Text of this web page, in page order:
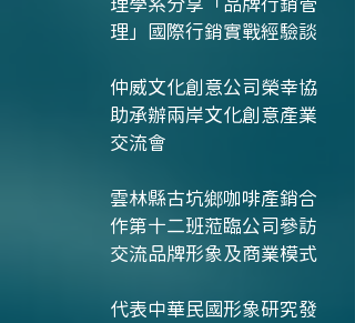
理」國際行銷實戰經驗談
仲威文化創意公司榮幸協
助承辦兩岸文化創意產業
交流會
雲林縣古坑鄉咖啡產銷合
作第十二班蒞臨公司參訪
交流品牌形象及商業模式
代表中華民國形象研究發